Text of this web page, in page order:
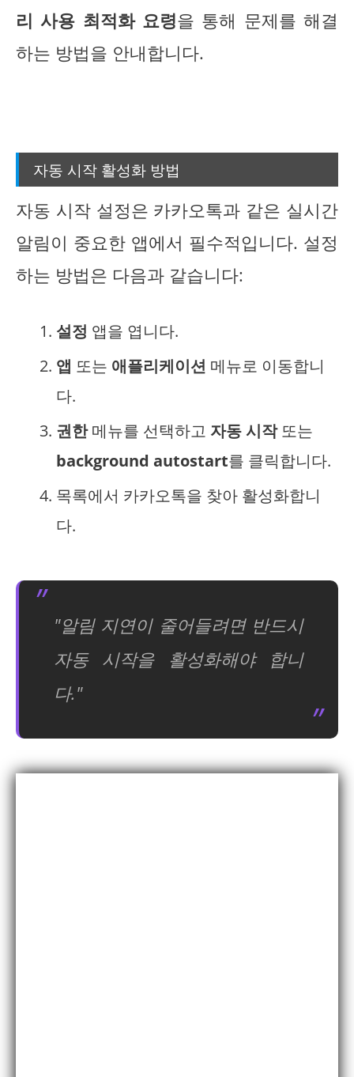
리 사용 최적화 요령을 통해 문제를 해결
하는 방법을 안내합니다.
자동 시작 활성화 방법
자동 시작 설정은 카카오톡과 같은 실시간
알림이 중요한 앱에서 필수적입니다. 설정
하는 방법은 다음과 같습니다:
설정 앱을 엽니다.
앱 또는 애플리케이션 메뉴로 이동합니
다.
권한메뉴를 선택하고 자동 시작또는
background autostart를 클릭합니다.
목록에서 카카오톡을 찾아 활성화합니
다.
"알림 지연이 줄어들려면 반드시
자동 시작을 활성화해야 합니
다."